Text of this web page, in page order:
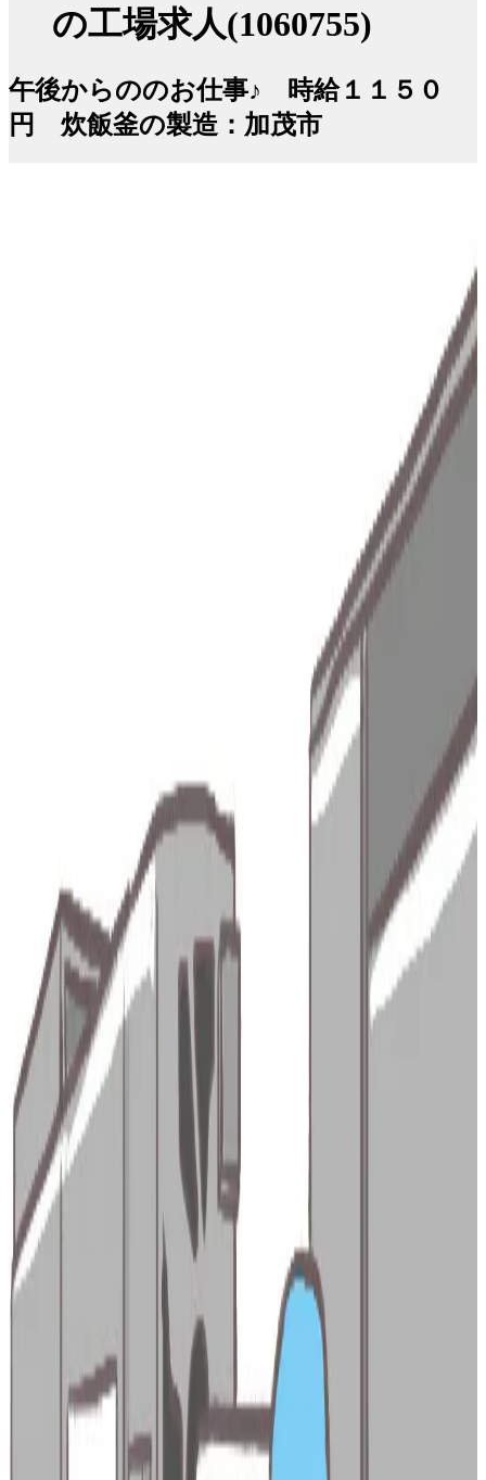
の工場求人(1060755)
午後からののお仕事♪ 時給１１５０
円 炊飯釜の製造：加茂市